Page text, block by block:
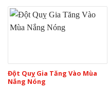
Đột Quỵ Gia Tăng Vào Mùa
Nắng Nóng